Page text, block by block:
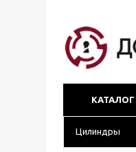
КАТАЛОГ
Цилиндры